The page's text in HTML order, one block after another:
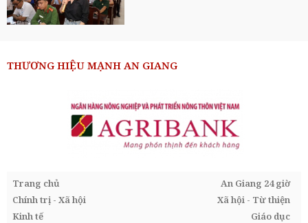
THƯƠNG HIỆU MẠNH AN GIANG
Trang chủ
An Giang 24 giờ
Chính trị - Xã hội
Xã hội - Từ thiện
Kinh tế
Giáo dục